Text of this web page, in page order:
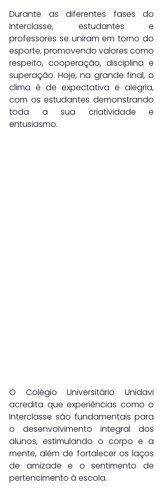
Durante as diferentes fases do
Interclasse, estudantes e
professores se uniram em torno do
esporte, promovendo valores como
respeito, cooperação, disciplina e
superação. Hoje, na grande final, o
clima é de expectativa e alegria,
com os estudantes demonstrando
toda a sua criatividade e
entusiasmo.
O Colégio Universitário Unidavi
acredita que experiências como o
Interclasse são fundamentais para
o desenvolvimento integral dos
alunos, estimulando o corpo e a
mente, além de fortalecer os laços
de amizade e o sentimento de
pertencimento à escola.